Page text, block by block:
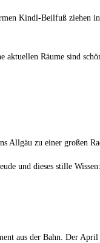
Kindl-Beilfuß
Räume sind
Allgäu zu einer großen
und dieses stille
aus der Bahn. Der April